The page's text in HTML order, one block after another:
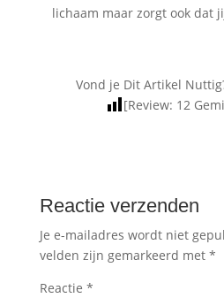
lichaam maar zorgt ook dat
Vond je Dit Artikel
[Review: 12
Reactie verzenden
Je e-mailadres wordt niet
velden zijn gemarkeerd met *
Reactie *